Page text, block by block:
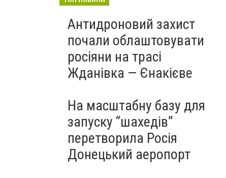
Антидроновий захист
почали облаштовувати
росіяни на трасі
Жданівка — Єнакієве
На масштабну базу для
запуску “шахедів”
перетворила Росія
Донецький аеропорт